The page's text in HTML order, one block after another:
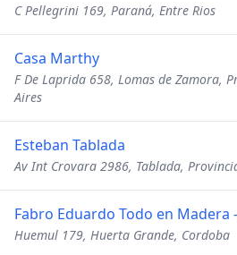
C Pellegrini 169, Paraná, Entre Rios
Casa Marthy
F De Laprida 658, Lomas de Zamora,
Aires
Esteban Tablada
Av Int Crovara 2986, Tablada,
Fabro Eduardo Todo en Madera
Huemul 179, Huerta Grande, Cordoba